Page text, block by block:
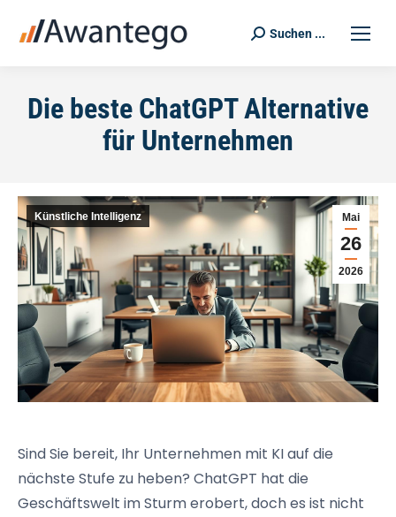
Search:
Suchen ...
Die beste ChatGPT Alternative
für Unternehmen
Mai
26
2026
Künstliche Intelligenz
Sind Sie bereit, Ihr Unternehmen mit KI auf die
nächste Stufe zu heben? ChatGPT hat die
Geschäftswelt im Sturm erobert, doch es ist nicht